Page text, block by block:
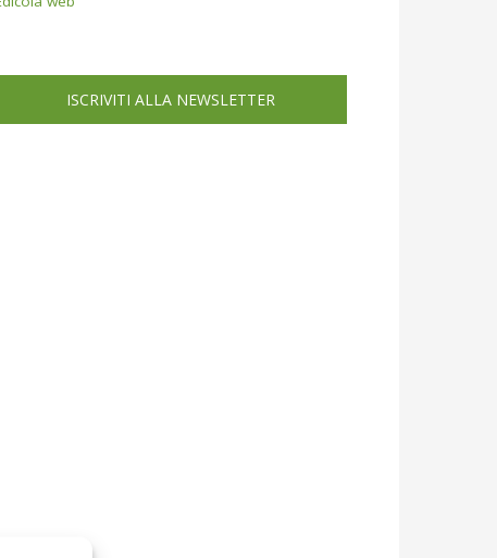
ISCRIVITI ALLA NEWSLETTER